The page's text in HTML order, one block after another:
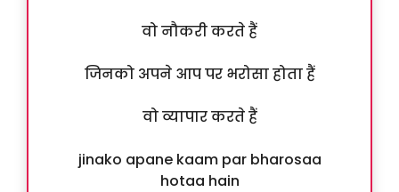
वो नौकरी करते हैं
जिनको अपने आप पर भरोसा होता हैं
वो व्यापार करते हैं
jinako apane kaam par bharosaa
hotaa hain